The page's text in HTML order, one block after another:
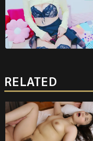
RELATED